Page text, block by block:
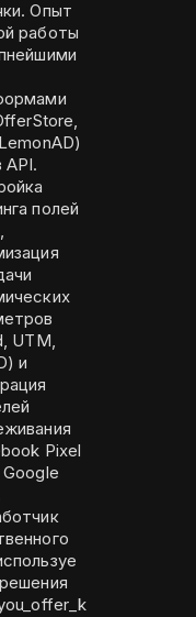
Опыт
работы
API.
полей
UTM,
и
Pixel